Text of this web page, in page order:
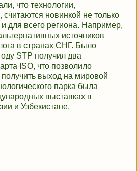
что технологии,
новинкой не только
для всего региона. Например,
источников
в странах СНГ. Было
STP получил два
ISO, что позволило
получить выход на мировой
парка была
выставках в
и Узбекистане.